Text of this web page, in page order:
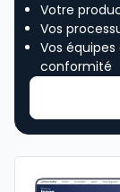
Votre
Vos
Vos
conformité